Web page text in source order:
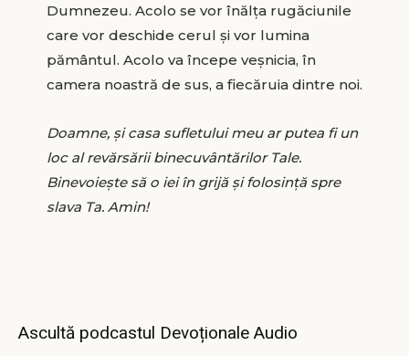
Dumnezeu. Acolo se vor înălța rugăciunile
care vor deschide cerul și vor lumina
pământul. Acolo va începe veșnicia, în
camera noastră de sus, a fiecăruia dintre noi.
Doamne, și casa sufletului meu ar putea fi un
loc al revărsării binecuvântărilor Tale.
Binevoiește să o iei în grijă și folosință spre
slava Ta. Amin!
Ascultă podcastul Devoționale Audio